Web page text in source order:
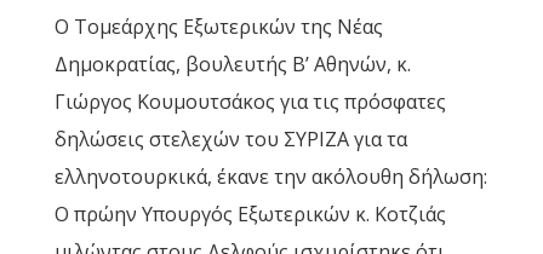
Ο Τομεάρχης Εξωτερικών της Νέας
Δημοκρατίας, βουλευτής Β’ Αθηνών, κ.
Γιώργος Κουμουτσάκος για τις πρόσφατες
δηλώσεις στελεχών του ΣΥΡΙΖΑ για τα
ελληνοτουρκικά, έκανε την ακόλουθη δήλωση:
Ο πρώην Υπουργός Εξωτερικών κ. Κοτζιάς